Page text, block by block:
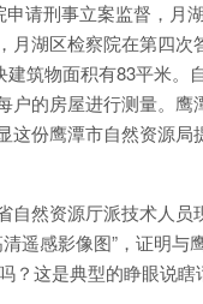
请刑事立案监督，月
湖区检察院在第四
筑物面积有83平米
的房屋进行测量。
这份鹰潭市自然资源
自然资源厅派技术人
遥感影像图”，证明
这是典型的睁眼说瞎